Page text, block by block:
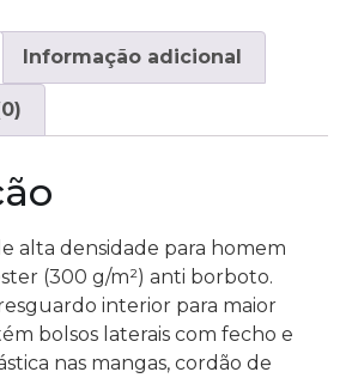
Informação adicional
alta densidade para homem
(300 g/m²) anti borboto.
interior para maior
bolsos laterais com fecho e
nas mangas, cordão de